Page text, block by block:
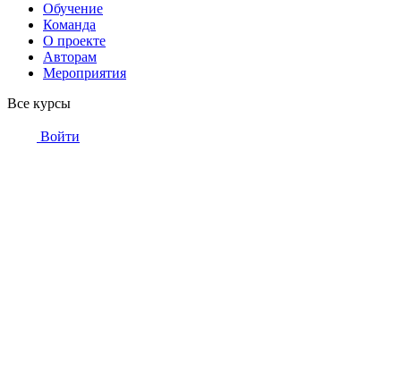
Обучение
Команда
О проекте
Авторам
Мероприятия
Все курсы
Войти